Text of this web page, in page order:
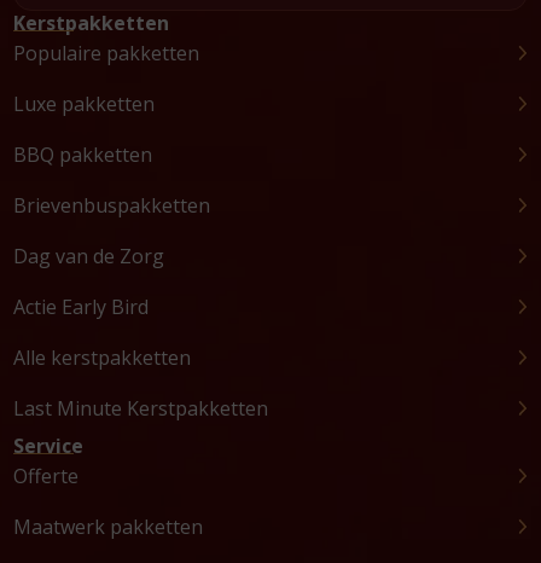
Kerstpakketten
Populaire pakketten
Luxe pakketten
BBQ pakketten
Brievenbuspakketten
Dag van de Zorg
Actie Early Bird
Alle kerstpakketten
Last Minute Kerstpakketten
Service
Offerte
Maatwerk pakketten